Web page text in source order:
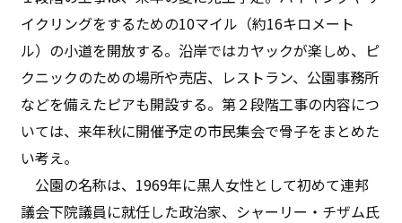
イクリングをするための10マイル（約16キロメート
ル）の小道を開放する。沿岸ではカヤックが楽しめ、ピ
クニックのための場所や売店、レストラン、公園事務所
などを備えたピアも開設する。第２段階工事の内容につ
いては、来年秋に開催予定の市民集会で骨子をまとめた
い考え。
公園の名称は、1969年に黒人女性として初めて連邦
議会下院議員に就任した政治家、シャーリー・チザム氏